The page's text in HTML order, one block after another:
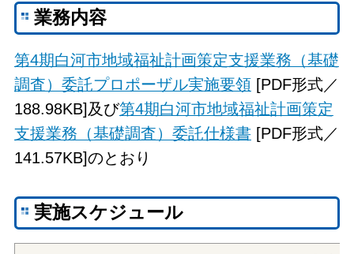
業務内容
第4期白河市地域福祉計画策定支援業務（基礎
調査）委託プロポーザル実施要領[PDF形式／
188.98KB]及び第4期白河市地域福祉計画策定
支援業務（基礎調査）委託仕様書[PDF形式／
141.57KB]のとおり
実施スケジュール